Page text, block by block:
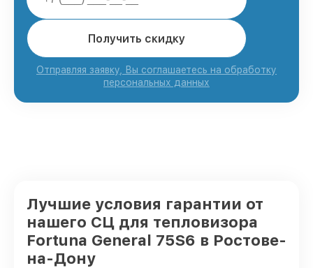
Получить скидку
Отправляя заявку, Вы соглашаетесь на обработку
персональных данных
Лучшие условия гарантии от
нашего СЦ для тепловизора
Fortuna General 75S6 в Ростове-
на-Дону